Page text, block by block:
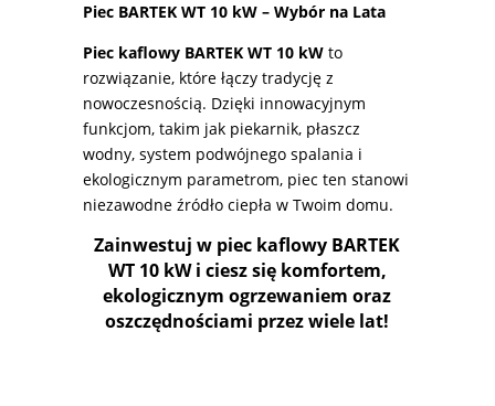
Piec BARTEK WT 10 kW – Wybór na Lata
Piec kaflowy BARTEK WT 10 kWto
rozwiązanie, które łączy tradycję z
nowoczesnością. Dzięki innowacyjnym
funkcjom, takim jak piekarnik, płaszcz
wodny, system podwójnego spalania i
ekologicznym parametrom, piec ten stanowi
niezawodne źródło ciepła w Twoim domu.
Zainwestuj w piec kaflowy BARTEK
WT 10 kW i ciesz się komfortem,
ekologicznym ogrzewaniem oraz
oszczędnościami przez wiele lat!